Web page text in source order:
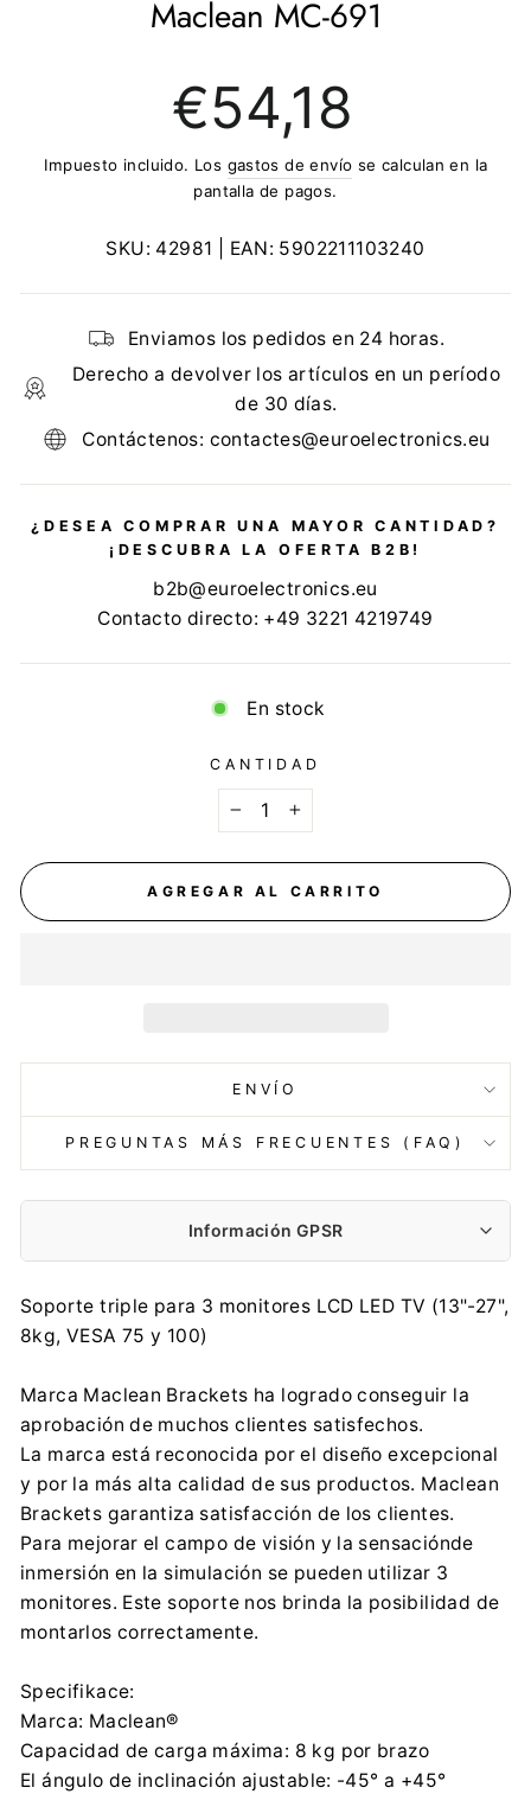
Maclean MC-691
regular
€54,18
Impuesto incluido. Los gastos de envío se calculan en la
pantalla de pagos.
SKU: 42981 | EAN: 5902211103240
Enviamos los pedidos en 24 horas.
Derecho a devolver los artículos en un período
de 30 días.
Contáctenos: contactes@euroelectronics.eu
¿DESEA COMPRAR UNA MAYOR CANTIDAD?
¡DESCUBRA LA OFERTA B2B!
b2b@euroelectronics.eu
Contacto directo: +49 3221 4219749
En stock
CANTIDAD
+
AGREGAR AL CARRITO
ENVÍO
PREGUNTAS MÁS FRECUENTES (FAQ)
Información GPSR
Fabricante:
Centrumelektroniki.EU Sp. z o.o.
Korfantego 7, 42-600 Tarnowskie Góry
+48 32 284 72 22
Centrumelektroniki.EU Sp. z o.o.
Korfantego 7, 42-600 Tarnowskie Góry
contact@centrumelektroniki.pl
+48 32 284 72 22
Soporte triple para 3 monitores LCD LED TV (13"-27",
8kg, VESA 75 y 100)
Marca Maclean Brackets ha logrado conseguir la
aprobación de muchos clientes satisfechos.
La marca está reconocida por el diseño excepcional
y por la más alta calidad de sus productos. Maclean
Brackets garantiza satisfacción de los clientes.
Para mejorar el campo de visión y la sensaciónde
inmersión en la simulación se pueden utilizar 3
monitores. Este soporte nos brinda la posibilidad de
montarlos correctamente.
Specifikace:
Marca: Maclean®
Capacidad de carga máxima: 8 kg por brazo
El ángulo de inclinación ajustable: -45° a +45°